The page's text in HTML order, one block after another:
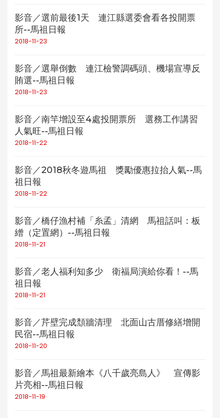
影音／選前最後1天 連江縣選委會看各投開票
所--馬祖日報
2018-11-23
影音／選舉倒數 連江檢警調碼頭、機場宣導反
賄選--馬祖日報
2018-11-23
影音／南竿增設至4處投開票所 選務工作講習
人氣旺--馬祖日報
2018-11-22
影音／2018秋冬遊馬祖 獎勵優惠拉抬人氣--馬
祖日報
2018-11-22
影音／橋仔漁村補「糸孟」清網 馬祖話叫：板
繒（定置網）--馬祖日報
2018-11-21
影音／老人福利知多少 衛福局演給你看！--馬
祖日報
2018-11-21
影音／芹壁完成頹牆清理 北面山古厝修繕增開
民宿--馬祖日報
2018-11-20
影音／馬祖最新繪本《八千歲亮島人》 宣傳影
片亮相--馬祖日報
2018-11-19